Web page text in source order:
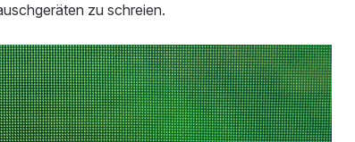
zu schreien.